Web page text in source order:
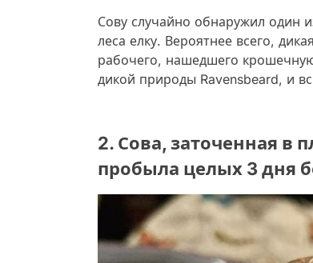
Сову случайно обнаружил один
леса елку. Вероятнее всего,
рабочего, нашедшего
дикой природы Ravensbeard, и
2. Сова, заточенная в
пробыла целых 3 дня